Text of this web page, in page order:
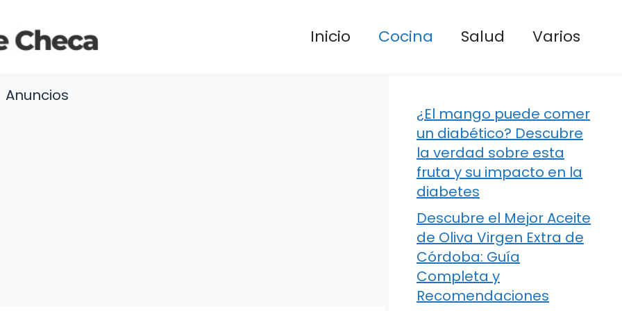
Inicio Cocina Salud Varios
Anuncios
¿El mango puede comer
un diabético? Descubre
la verdad sobre esta
fruta y su impacto en la
diabetes
Descubre el Mejor Aceite
de Oliva Virgen Extra de
Córdoba: Guía
Completa y
Recomendaciones